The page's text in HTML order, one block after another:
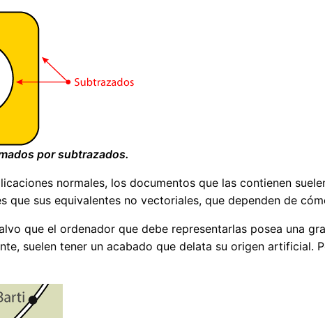
por subtrazados.
normales, los documentos que las contienen
que sus equivalentes no vectoriales, que dependen de
que el ordenador que debe representarlas posea una
suelen tener un acabado que delata su origen artificial.